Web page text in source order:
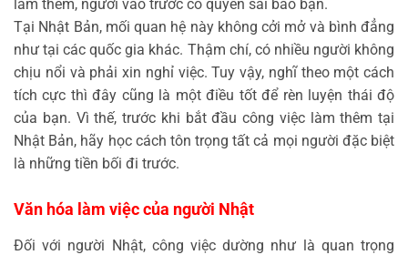
làm thêm, người vào trước có quyền sai bảo bạn.
Tại Nhật Bản, mối quan hệ này không cởi mở và bình đẳng
như tại các quốc gia khác. Thậm chí, có nhiều người không
chịu nổi và phải xin nghỉ việc. Tuy vậy, nghĩ theo một cách
tích cực thì đây cũng là một điều tốt để rèn luyện thái độ
của bạn. Vì thế, trước khi bắt đầu công việc làm thêm tại
Nhật Bản, hãy học cách tôn trọng tất cả mọi người đặc biệt
là những tiền bối đi trước.
Văn hóa làm việc của người Nhật
Đối với người Nhật, công việc dường như là quan trọng